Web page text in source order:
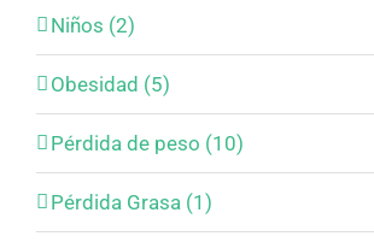
Niños (2)
Obesidad (5)
Pérdida de peso (10)
Pérdida Grasa (1)